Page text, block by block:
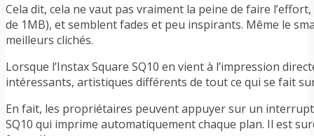
Cela dit, cela ne vaut pas vraiment la peine de faire
de 1MB), et semblent fades et peu inspirants. Même le
meilleurs clichés.
Lorsque l’Instax Square SQ10 en vient à l’impression
intéressants, artistiques différents de tout ce qui se fait
En fait, les propriétaires peuvent appuyer sur un
SQ10 qui imprime automatiquement chaque plan. Il est